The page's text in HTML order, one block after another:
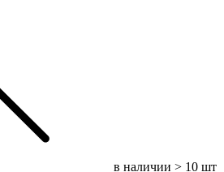
в наличии > 10 шт